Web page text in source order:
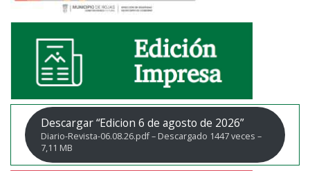
Descargar “Edicion 6 de agosto de 2026”
Diario-Revista-06.08.26.pdf – Descargado 1447 veces –
7,11 MB